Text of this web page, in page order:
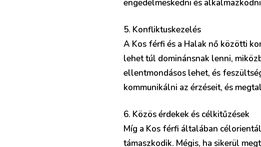
engedelmeskedni és
5. Konfliktuskezelés
A Kos férfi és a Halak nő közötti
lehet túl dominánsnak lenni,
ellentmondásos lehet, és
kommunikálni az érzéseit, és
6. Közös érdekek és célkitűzések
Míg a Kos férfi általában
támaszkodik. Mégis, ha sikerül